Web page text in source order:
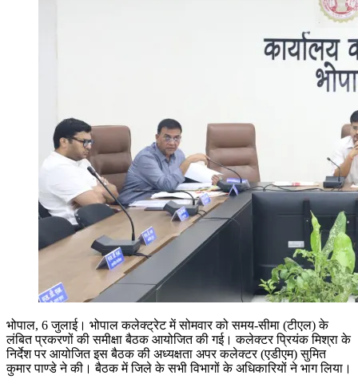
भोपाल, 6 जुलाई। भोपाल कलेक्ट्रेट में सोमवार को समय-सीमा (टीएल) के
लंबित प्रकरणों की समीक्षा बैठक आयोजित की गई। कलेक्टर प्रियंक मिश्रा के
निर्देश पर आयोजित इस बैठक की अध्यक्षता अपर कलेक्टर (एडीएम) सुमित
कुमार पाण्डे ने की। बैठक में जिले के सभी विभागों के अधिकारियों ने भाग लिया।